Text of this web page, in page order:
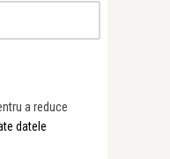
a reduce
datele